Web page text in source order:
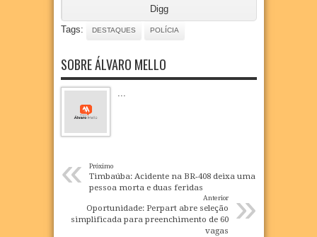
Digg
Tags:
DESTAQUES POLÍCIA
SOBRE ÁLVARO MELLO
...
« Próximo
Timbaúba: Acidente na BR-408 deixa uma
pessoa morta e duas feridas
»
Anterior
Oportunidade: Perpart abre seleção
simplificada para preenchimento de 60
vagas